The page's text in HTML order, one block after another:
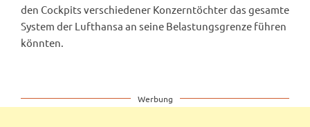
den Cockpits verschiedener Konzerntöchter das gesamte
System der Lufthansa an seine Belastungsgrenze führen
könnten.
Werbung